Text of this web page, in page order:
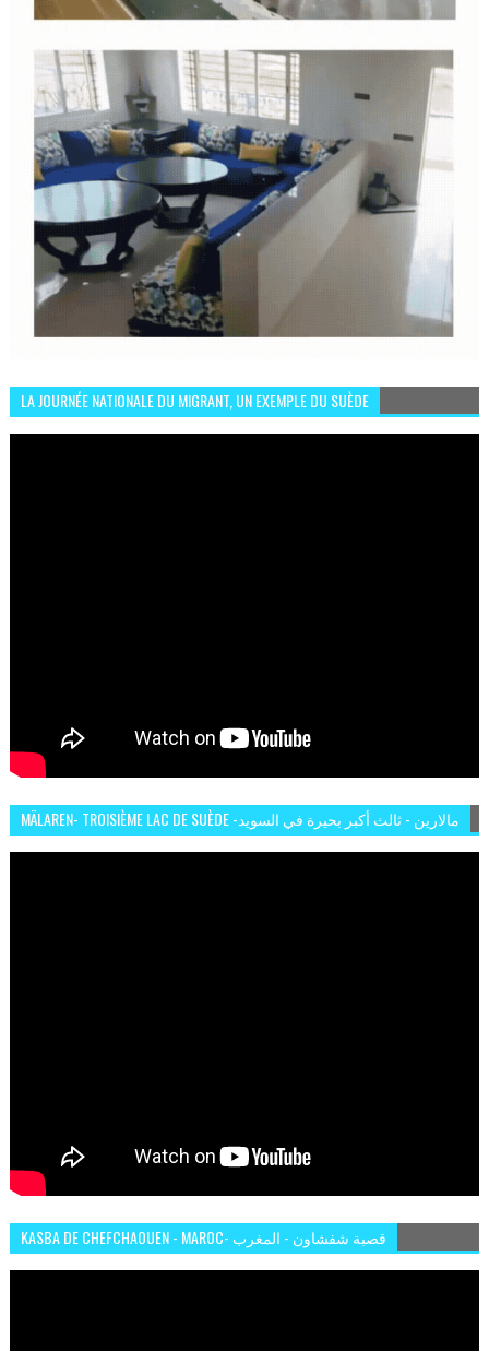
LA JOURNÉE NATIONALE DU MIGRANT, UN EXEMPLE DU SUÈDE
MÄLAREN- TROISIÈME LAC DE SUÈDE -مالارين - ثالث أكبر بحيرة في السويد
KASBA DE CHEFCHAOUEN - MAROC- قصبة شفشاون - المغرب